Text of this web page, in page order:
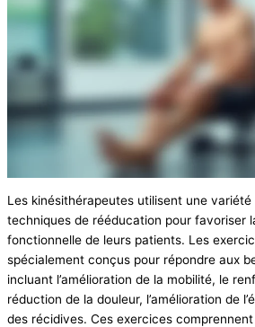
Les kinésithérapeutes utilisent une variété
techniques de rééducation pour favoriser
fonctionnelle de leurs patients. Les
spécialement conçus pour répondre aux
incluant l’amélioration de la mobilité, le
réduction de la douleur, l’amélioration de
des récidives. Ces exercices